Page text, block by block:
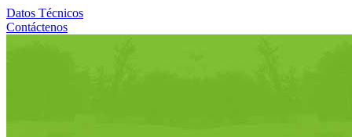
Datos Técnicos
Contáctenos